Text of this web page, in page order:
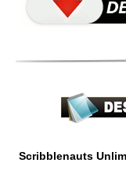
Scribblenauts